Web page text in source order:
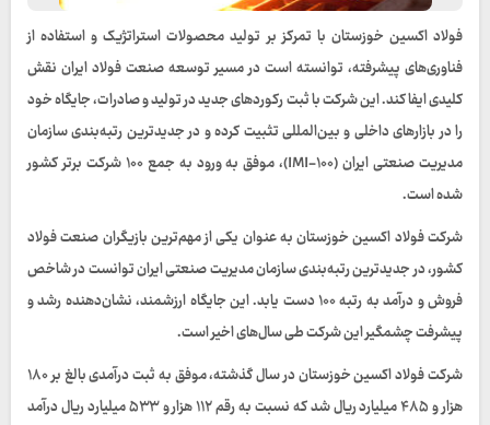
فولاد اکسین خوزستان با تمرکز بر تولید محصولات استراتژیک و استفاده از
فناوری‌های پیشرفته، توانسته است در مسیر توسعه صنعت فولاد ایران نقش
کلیدی ایفا کند. این شرکت با ثبت رکوردهای جدید در تولید و صادرات، جایگاه خود
را در بازارهای داخلی و بین‌المللی تثبیت کرده و در جدیدترین رتبه‌بندی سازمان
مدیریت صنعتی ایران (IMI-۱۰۰)، موفق به ورود به جمع ۱۰۰ شرکت برتر کشور
شده است.
شرکت فولاد اکسین خوزستان به‌ عنوان یکی از مهم‌ترین بازیگران صنعت فولاد
کشور، در جدیدترین رتبه‌بندی سازمان مدیریت صنعتی ایران توانست در شاخص
فروش و درآمد به رتبه ۱۰۰ دست یابد. این جایگاه ارزشمند، نشان‌دهنده رشد و
پیشرفت چشمگیر این شرکت طی سال‌های اخیر است.
شرکت فولاد اکسین خوزستان در سال گذشته، موفق به ثبت درآمدی بالغ بر ۱۸۰
هزار و ۴۸۵ میلیارد ریال شد که نسبت به رقم ۱۱۲ هزار و ۵۳۳ میلیارد ریال درآمد